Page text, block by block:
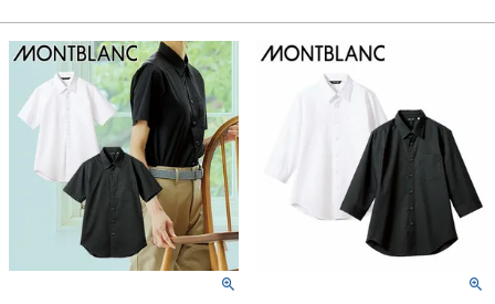
汗をかいても洗い場での作業をした後
も安心して接客できます。
も安心して接客できます。